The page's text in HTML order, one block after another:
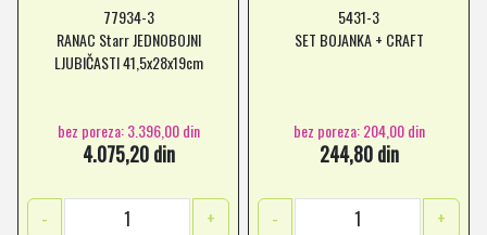
77934-3
RANAC Starr JEDNOBOJNI
LJUBIČASTI 41,5x28x19cm
bez poreza: 3.396,00 din
4.075,20 din
-
+
5431-3
SET BOJANKA + CRAFT
bez poreza: 204,00 din
244,80 din
-
+